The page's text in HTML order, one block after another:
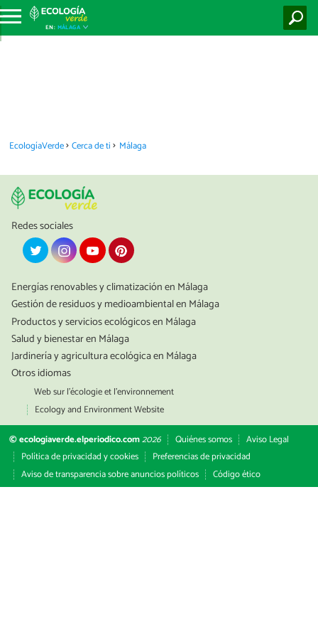
EN: MÁLAGA
EcologíaVerde Cerca de ti Málaga
Redes sociales
Energías renovables y climatización en Málaga
Gestión de residuos y medioambiental en Málaga
Productos y servicios ecológicos en Málaga
Salud y bienestar en Málaga
Jardinería y agricultura ecológica en Málaga
Otros idiomas
Web sur l’écologie et l’environnement
Ecology and Environment Website
© ecologiaverde.elperiodico.com2026 Quiénes somos
Aviso Legal
Política de privacidad y cookies
Preferencias de privacidad
Aviso de transparencia sobre anuncios políticos
Código ético